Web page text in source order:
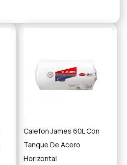
Calefon James 60L Con
Tanque De Acero
Horizontal